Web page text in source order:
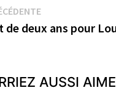
Publication
précédente :
de deux ans pour
AUSSI